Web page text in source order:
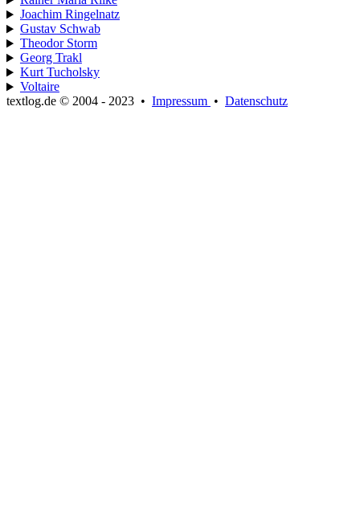
Joachim Ringelnatz
Gustav Schwab
Theodor Storm
Georg Trakl
Kurt Tucholsky
Voltaire
textlog.de © 2004 - 2023 • Impressum • Datenschutz